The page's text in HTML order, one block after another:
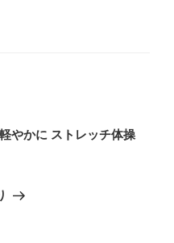
やかに ストレッチ体操